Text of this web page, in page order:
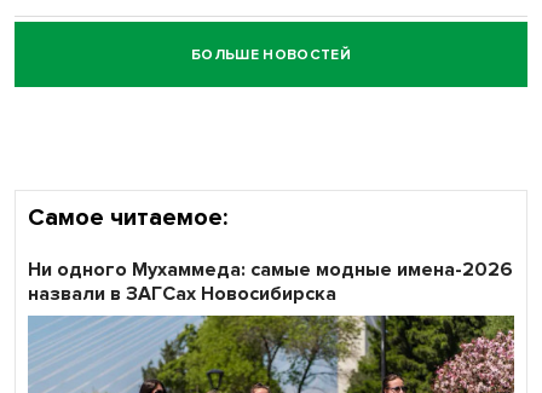
Честный выбор: видеонаблюдение обеспечит
объективность результатов ЕДГ в Новосибирской
БОЛЬШЕ НОВОСТЕЙ
Самое читаемое:
Ни одного Мухаммеда: самые модные имена-2026
назвали в ЗАГСах Новосибирска